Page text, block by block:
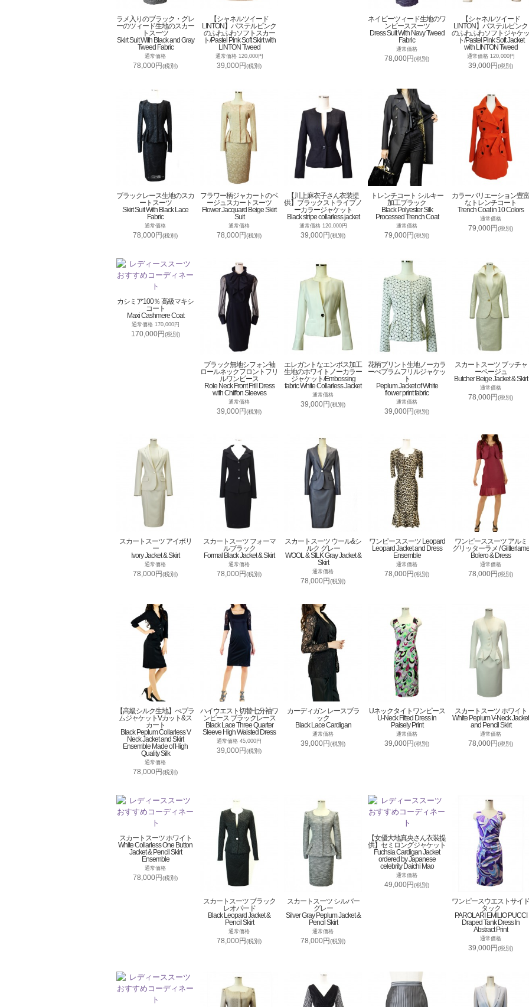
ラメ入りのブラック・グレ
ーのツィード生地のスカー
トスーツ
Skirt Suit With Black and Gray
Tweed Fabric
通常価格
78,000円(税別)
【シャネルツイード
LINTON】パステルピンク
のふわふわソフトスカー
ト/Pastel Pink Soft Skirt with
LINTON Tweed
通常価格 120,000円
39,000円(税別)
ネイビーツィード生地のワ
ンピーススーツ
Dress Suit With Navy Tweed
Fabric
通常価格
78,000円(税別)
【シャネルツイード
LINTON】パステルピンク
のふわふわソフトジャケッ
ト/Pastel Pink Soft Jacket
with LINTON Tweed
通常価格 120,000円
39,000円(税別)
ブラックレース生地のスカ
ートスーツ
Skirt Suit With Black Lace
Fabric
通常価格
78,000円(税別)
フラワー柄ジャカートのベ
ージュスカートスーツ
Flower Jacquard Beige Skirt
Suit
通常価格
78,000円(税別)
【川上麻衣子さん衣装提
供】ブラックストライプノ
ーカラージャケット
Black stripe collarless jacket
通常価格 120,000円
39,000円(税別)
トレンチコート シルキー
加工ブラック
Black Polyester Silk
Processed Trench Coat
通常価格
79,000円(税別)
カラーバリエーション豊富
なトレンチコート
Trench Coat in 10 Colors
通常価格
79,000円(税別)
カシミア100％ 高級マキシ
コート
Maxi Cashmere Coat
通常価格 170,000円
170,000円(税別)
ブラック無地シフォン袖
ロールネックフロントフリ
ルワンピース
Role Neck Front Frill Dress
with Chiffon Sleeves
通常価格
39,000円(税別)
エレガントなエンボス加工
生地のホワイトノーカラー
ジャケット/Embossing
fabric White Collarless Jacket
通常価格
39,000円(税別)
花柄プリント生地ノーカラ
ーぺプラムフリルジャケッ
ト
Peplum Jacket of White
flower print fabric
通常価格
39,000円(税別)
スカートスーツ ブッチャ
ーベージュ
Butcher Beige Jacket & Skirt
通常価格
78,000円(税別)
スカートスーツ アイボリ
ー
Ivory Jacket & Skirt
通常価格
78,000円(税別)
スカートスーツ フォーマ
ルブラック
Formal Black Jacket & Skirt
通常価格
78,000円(税別)
スカートスーツ ウール&シ
ルク グレー
WOOL & SILK Gray Jacket &
Skirt
通常価格
78,000円(税別)
ワンピーススーツ Leopard
Leopard Jacket and Dress
Ensemble
通常価格
78,000円(税別)
ワンピーススーツ アルミ
グリッターラメ / Glitterlame
Bolero & Dress
通常価格
78,000円(税別)
【高級シルク生地】ぺプラ
ムジャケットVカット&ス
カート
Black Peplum Collarless V
Neck Jacket and Skirt
Ensemble Made of High
Quality Silk
通常価格
78,000円(税別)
ハイウエスト切替七分袖ワ
ンピース ブラックレース
Black Lace Three Quarter
Sleeve High Waisted Dress
通常価格 45,000円
39,000円(税別)
カーディガン レースブラ
ック
Black Lace Cardigan
通常価格
39,000円(税別)
Uネックタイトワンピース
U-Neck Fitted Dress in
Paisely Print
通常価格
39,000円(税別)
スカートスーツ ホワイト
White Peplum V-Neck Jacket
and Pencil Skirt
通常価格
78,000円(税別)
スカートスーツ ホワイト
White Collarless One Button
Jacket & Pencil Skirt
Ensemble
通常価格
78,000円(税別)
スカートスーツ ブラック
レオパード
Black Leopard Jacket &
Pencil Skirt
通常価格
78,000円(税別)
スカートスーツ シルバー
グレー
Silver Gray Peplum Jacket &
Pencil Skirt
通常価格
78,000円(税別)
【女優大地真央さん衣装提
供】セミロングジャケット
Fuchsia Cardigan Jacket
ordered by Japanese
celebrity Daichi Mao
通常価格
49,000円(税別)
ワンピースウエストサイド
タック
PAROLARI EMILIO PUCCI
Draped Tank Dress In
Abstract Print
通常価格
39,000円(税別)